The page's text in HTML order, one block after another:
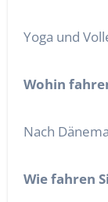
Yoga und
Wohin
Nach
Wie fahren